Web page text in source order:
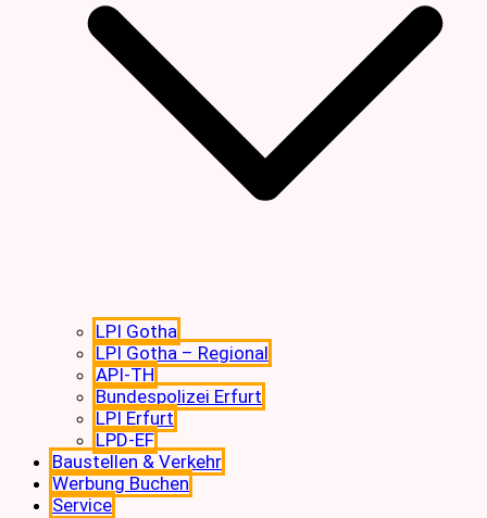
LPI Gotha
LPI Gotha – Regional
API-TH
Bundespolizei Erfurt
LPI Erfurt
LPD-EF
Baustellen & Verkehr
Werbung Buchen
Service